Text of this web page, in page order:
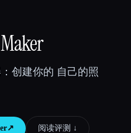
📈
创建你的 自己的照
↗︎ 阅读评测 ↓︎